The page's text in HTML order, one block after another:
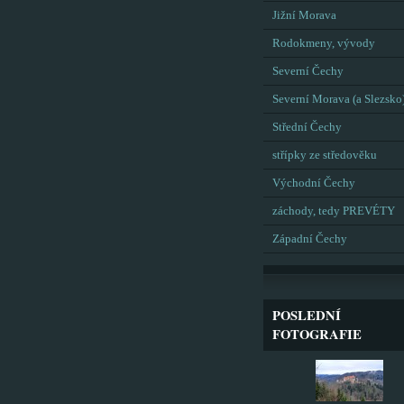
Jižní Morava
Rodokmeny, vývody
Severní Čechy
Severní Morava (a
Střední Čechy
střípky ze středověku
Východní Čechy
záchody, tedy PREVÉTY
Západní Čechy
POSLEDNÍ
FOTOGRAFIE